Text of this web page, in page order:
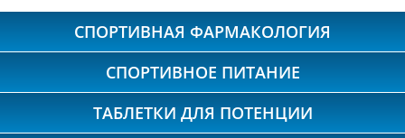
СПОРТИВНАЯ ФАРМАКОЛОГИЯ
СПОРТИВНОЕ ПИТАНИЕ
ТАБЛЕТКИ ДЛЯ ПОТЕНЦИИ